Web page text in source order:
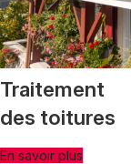
Traitement
des toitures
En savoir plus